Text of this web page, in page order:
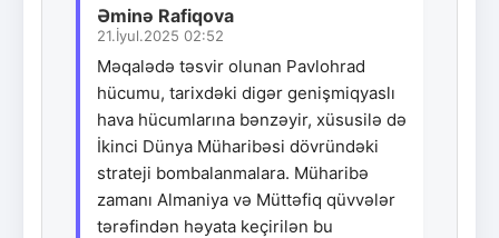
Əminə Rafiqova
21.İyul.2025 02:52
Məqalədə təsvir olunan Pavlohrad
hücumu, tarixdəki digər genişmiqyaslı
hava hücumlarına bənzəyir, xüsusilə də
İkinci Dünya Müharibəsi dövründəki
strateji bombalanmalara. Müharibə
zamanı Almaniya və Müttəfiq qüvvələr
tərəfindən həyata keçirilən bu